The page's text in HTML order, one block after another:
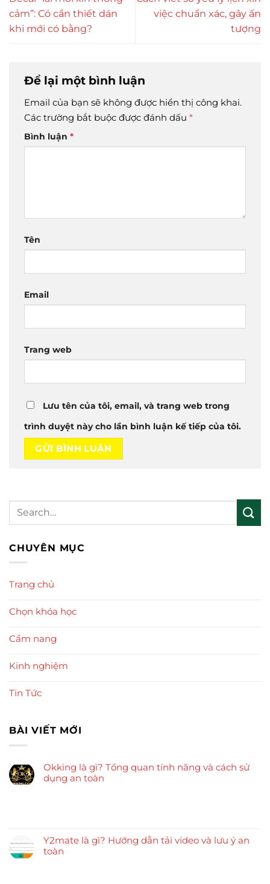
cảm”: Có cần thiết dán
khi mới có bằng?
việc chuẩn xác, gây ấn
tượng
Để lại một bình luận
Email của bạn sẽ không được hiển thị công khai.
Các trường bắt buộc được đánh dấu *
Bình luận *
Tên
Email
Trang web
Lưu tên của tôi, email, và trang web trong
trình duyệt này cho lần bình luận kế tiếp của tôi.
CHUYÊN MỤC
Trang chủ
Chọn khóa học
Cẩm nang
Kinh nghiệm
Tin Tức
BÀI VIẾT MỚI
Okking là gì? Tổng quan tính năng và cách sử
dụng an toàn
Y2mate là gì? Hướng dẫn tải video và lưu ý an
toàn